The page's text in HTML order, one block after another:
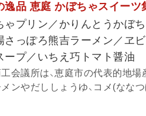
逸品 恵庭 かぼちゃスイー
ゃプリン／かりんとうかぼ
さっぽろ熊吉ラーメン／ヱ
ープ／いちえ巧トマト醤油
会議所は、恵庭市の代表的地場
ンやだししょうゆ、コメ(ななつ